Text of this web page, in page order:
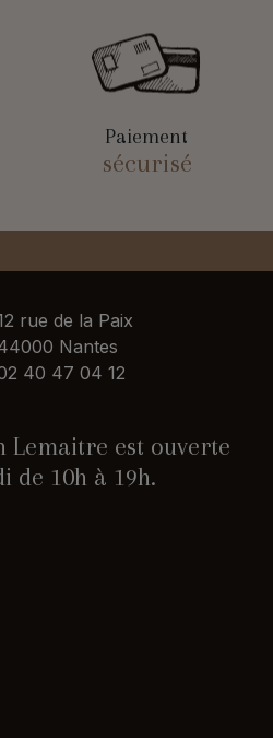
Paiement
sécurisé
rue de la Paix
Nantes
40 47 04 12
Lemaitre est ouverte
de 10h à 19h.